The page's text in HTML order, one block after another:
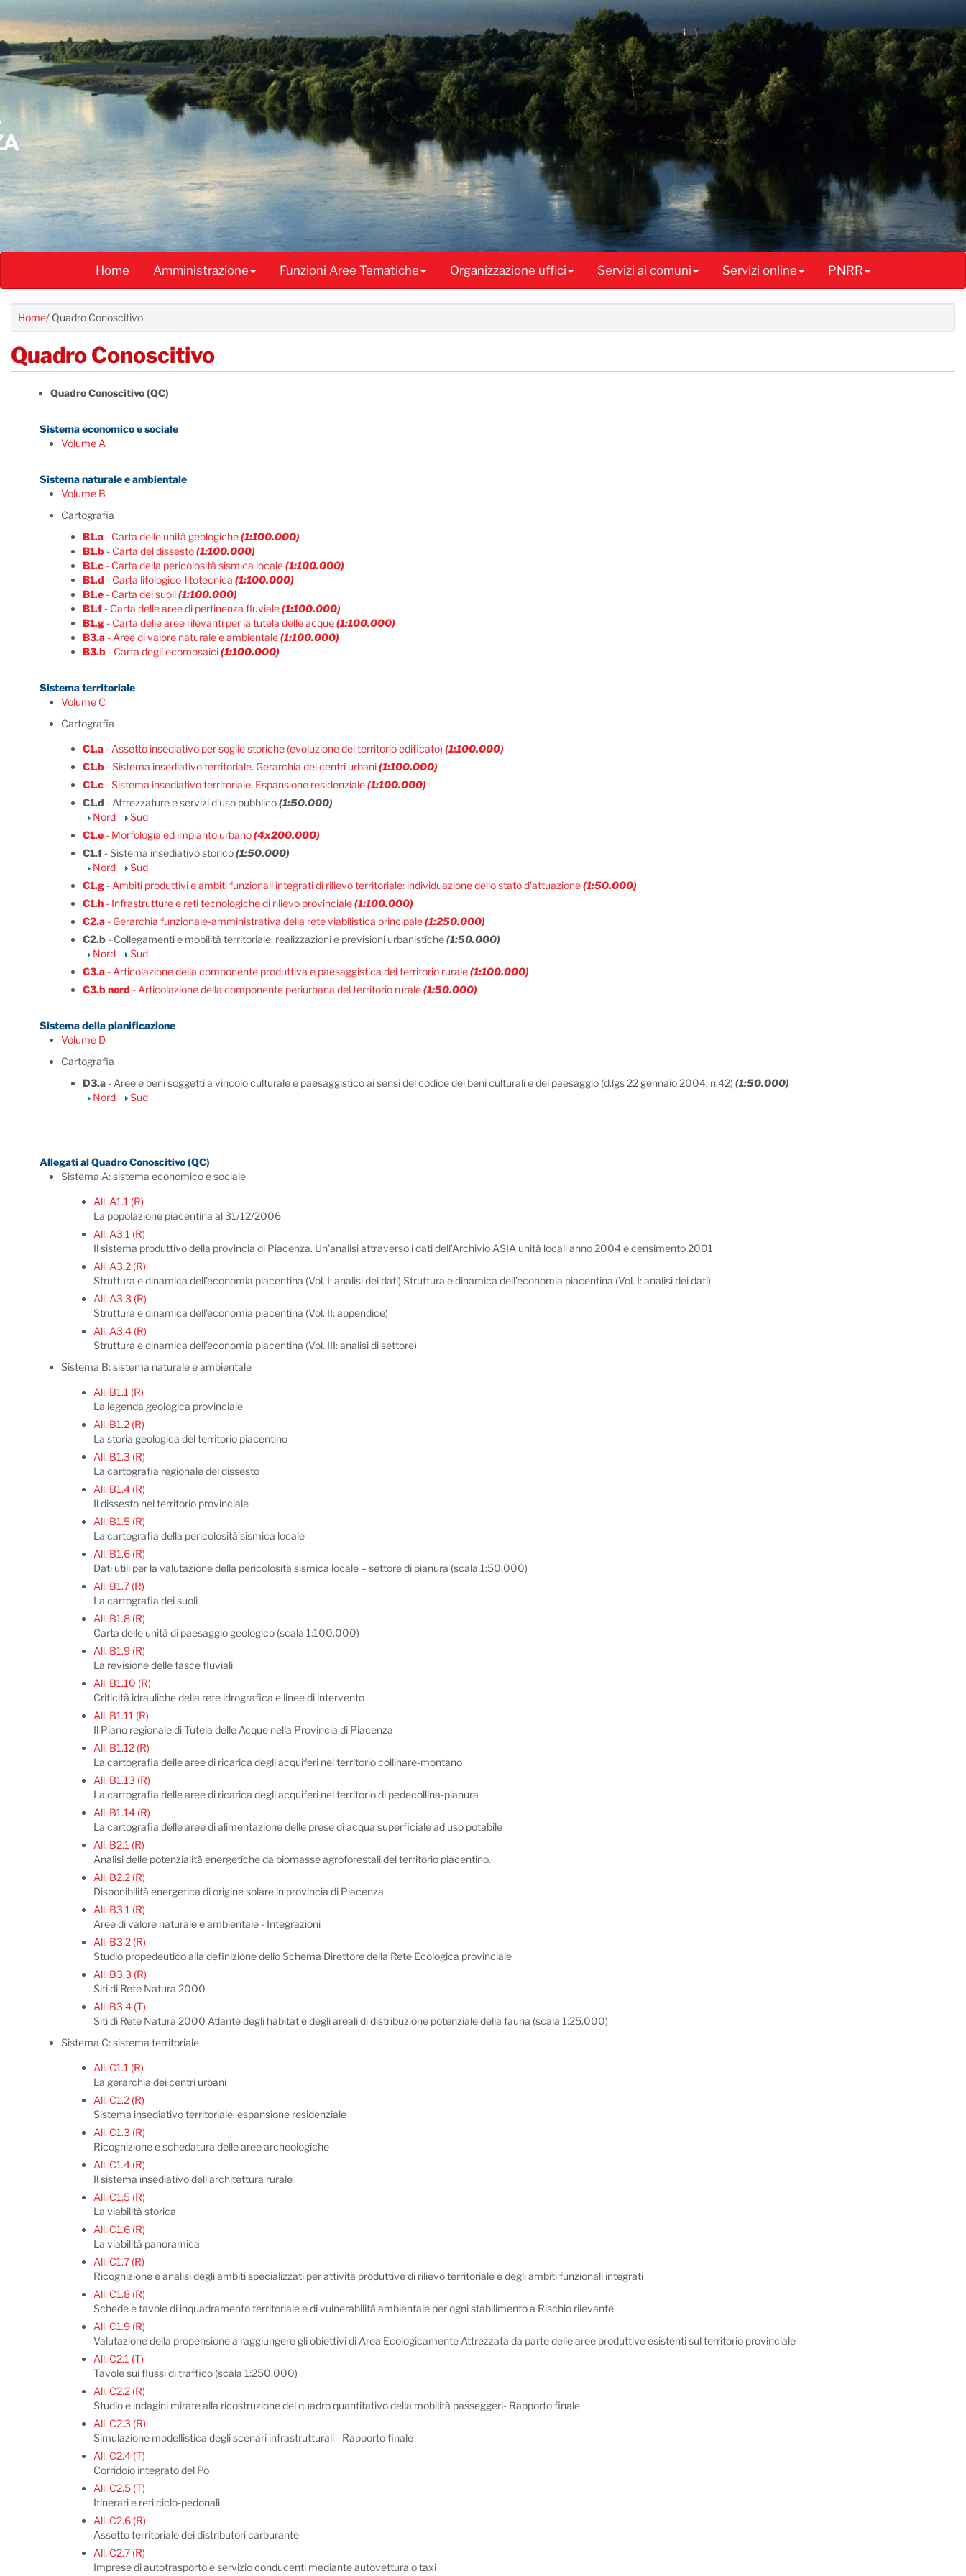
al
contenuto
principale
Home Amministrazione Funzioni Aree Tematiche Organizzazione uffici Servizi ai comuni Servizi online PNRR
Home/ Quadro Conoscitivo
Quadro Conoscitivo
Quadro Conoscitivo (QC)
Sistema economico e sociale
Volume A
Sistema naturale e ambientale
Volume B
Cartografia
B1.a - Carta delle unità geologiche(1:100.000)
B1.b - Carta del dissesto(1:100.000)
B1.c - Carta della pericolosità sismica locale(1:100.000)
B1.d - Carta litologico-litotecnica (1:100.000)
B1.e - Carta dei suoli(1:100.000)
B1.f - Carta delle aree di pertinenza fluviale(1:100.000)
B1.g - Carta delle aree rilevanti per la tutela delle acque(1:100.000)
B3.a - Aree di valore naturale e ambientale(1:100.000)
B3.b - Carta degli ecomosaici(1:100.000)
Sistema territoriale
Volume C
Cartografia
C1.a - Assetto insediativo per soglie storiche (evoluzione del territorio edificato) (1:100.000)
C1.b - Sistema insediativo territoriale. Gerarchia dei centri urbani(1:100.000)
C1.c - Sistema insediativo territoriale. Espansione residenziale(1:100.000)
C1.d - Attrezzature e servizi d'uso pubblico(1:50.000)
Nord
Sud
C1.e - Morfologia ed impianto urbano(4x200.000)
C1.f - Sistema insediativo storico(1:50.000)
Nord
Sud
C1.g - Ambiti produttivi e ambiti funzionali integrati di rilievo territoriale: individuazione dello stato d'attuazione(1:50.000)
C1.h - Infrastrutture e reti tecnologiche di rilievo provinciale(1:100.000)
C2.a - Gerarchia funzionale-amministrativa della rete viabilistica principale(1:250.000)
C2.b - Collegamenti e mobilità territoriale: realizzazioni e previsioni urbanistiche(1:50.000)
Nord
Sud
C3.a - Articolazione della componente produttiva e paesaggistica del territorio rurale(1:100.000)
C3.b nord - Articolazione della componente periurbana del territorio rurale(1:50.000)
Sistema della pianificazione
Volume D
Cartografia
D3.a - Aree e beni soggetti a vincolo culturale e paesaggistico ai sensi del codice dei beni culturali e del paesaggio (d.lgs 22 gennaio 2004, n.42) (1:50.000)
Nord
Sud
Allegati al Quadro Conoscitivo (QC)
Sistema A: sistema economico e sociale
All. A1.1 (R)
La popolazione piacentina al 31/12/2006
All. A3.1 (R)
Il sistema produttivo della provincia di Piacenza. Un’analisi attraverso i dati dell’Archivio ASIA unità locali anno 2004 e censimento 2001
All. A3.2 (R)
Struttura e dinamica dell’economia piacentina (Vol. I: analisi dei dati) Struttura e dinamica dell’economia piacentina (Vol. I: analisi dei dati)
All. A3.3 (R)
Struttura e dinamica dell’economia piacentina (Vol. II: appendice)
All. A3.4 (R)
Struttura e dinamica dell’economia piacentina (Vol. III: analisi di settore)
Sistema B: sistema naturale e ambientale
All. B1.1 (R)
La legenda geologica provinciale
All. B1.2 (R)
La storia geologica del territorio piacentino
All. B1.3 (R)
La cartografia regionale del dissesto
All. B1.4 (R)
Il dissesto nel territorio provinciale
All. B1.5 (R)
La cartografia della pericolosità sismica locale
All. B1.6 (R)
Dati utili per la valutazione della pericolosità sismica locale – settore di pianura (scala 1:50.000)
All. B1.7 (R)
La cartografia dei suoli
All. B1.8 (R)
Carta delle unità di paesaggio geologico (scala 1:100.000)
All. B1.9 (R)
La revisione delle fasce fluviali
All. B1.10 (R)
Criticità idrauliche della rete idrografica e linee di intervento
All. B1.11 (R)
Il Piano regionale di Tutela delle Acque nella Provincia di Piacenza
All. B1.12 (R)
La cartografia delle aree di ricarica degli acquiferi nel territorio collinare-montano
All. B1.13 (R)
La cartografia delle aree di ricarica degli acquiferi nel territorio di pedecollina-pianura
All. B1.14 (R)
La cartografia delle aree di alimentazione delle prese di acqua superficiale ad uso potabile
All. B2.1 (R)
Analisi delle potenzialità energetiche da biomasse agroforestali del territorio piacentino.
All. B2.2 (R)
Disponibilità energetica di origine solare in provincia di Piacenza
All. B3.1 (R)
Aree di valore naturale e ambientale - Integrazioni
All. B3.2 (R)
Studio propedeutico alla definizione dello Schema Direttore della Rete Ecologica provinciale
All. B3.3 (R)
Siti di Rete Natura 2000
All. B3.4 (T)
Siti di Rete Natura 2000 Atlante degli habitat e degli areali di distribuzione potenziale della fauna (scala 1:25.000)
Sistema C: sistema territoriale
All. C1.1 (R)
La gerarchia dei centri urbani
All. C1.2 (R)
Sistema insediativo territoriale: espansione residenziale
All. C1.3 (R)
Ricognizione e schedatura delle aree archeologiche
All. C1.4 (R)
Il sistema insediativo dell’architettura rurale
All. C1.5 (R)
La viabilità storica
All. C1.6 (R)
La viabilità panoramica
All. C1.7 (R)
Ricognizione e analisi degli ambiti specializzati per attività produttive di rilievo territoriale e degli ambiti funzionali integrati
All. C1.8 (R)
Schede e tavole di inquadramento territoriale e di vulnerabilità ambientale per ogni stabilimento a Rischio rilevante
All. C1.9 (R)
Valutazione della propensione a raggiungere gli obiettivi di Area Ecologicamente Attrezzata da parte delle aree produttive esistenti sul territorio provinciale
All. C2.1 (T)
Tavole sui flussi di traffico (scala 1:250.000)
All. C2.2 (R)
Studio e indagini mirate alla ricostruzione del quadro quantitativo della mobilità passeggeri- Rapporto finale
All. C2.3 (R)
Simulazione modellistica degli scenari infrastrutturali - Rapporto finale
All. C2.4 (T)
Corridoio integrato del Po
All. C2.5 (T)
Itinerari e reti ciclo-pedonali
All. C2.6 (R)
Assetto territoriale dei distributori carburante
All. C2.7 (R)
Imprese di autotrasporto e servizio conducenti mediante autovettura o taxi